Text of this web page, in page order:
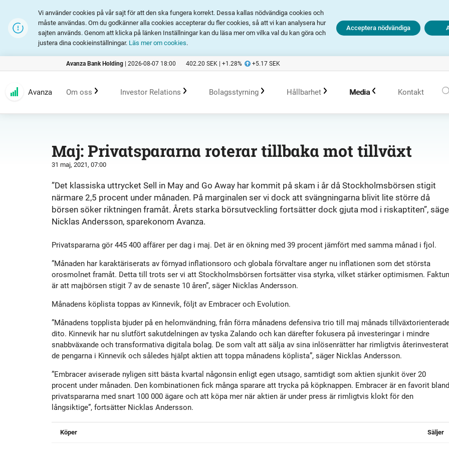
Vi använder cookies på vår sajt för att den ska fungera korrekt. Dessa kallas nödvändiga cookies och
måste användas. Om du godkänner alla cookies accepterar du fler cookies, så att vi kan analysera hur
sajten används. Genom att klicka på länken Inställningar kan du läsa mer om vilka val du kan göra och
justera dina cookieinställningar. Läs mer om cookies.
Acceptera nödvändiga
Avanza Bank Holding | 2026-08-07 18:00 402.20 SEK | +1.28% +5.17 SEK
Avanza Om oss
Erbjudande
Marknadsföring
Utmärkelser
Kultur
Organisation
Avanza Fonder
Avanza Pension
Investor Relations
Finansiell statistik
Primärkapitalinstrument
Förlagslån
Bolagsstyrning
Bolagsstämma
Koncernledning
Valberedning
Revisor
Incitamentsprogram
Policys
Hållbarhet
Hållbarhetsarbete vid portföljförvaltning
Media
Talespersoner
Sociala medier
Kontakt
Maj: Privatspararna roterar tillbaka mot tillväxt
31 maj, 2021, 07:00
”Det klassiska uttrycket Sell in May and Go Away har kommit på skam i år då Stockholmsbörsen stigit
närmare 2,5 procent under månaden. På marginalen ser vi dock att svängningarna blivit lite större då
börsen söker riktningen framåt. Årets starka börsutveckling fortsätter dock gjuta mod i riskaptiten”,
Nicklas Andersson, sparekonom Avanza.
Privatspararna gör 445 400 affärer per dag i maj. Det är en ökning med 39 procent jämfört med samma månad i fjol.
”Månaden har karaktäriserats av förnyad inflationsoro och globala förvaltare anger nu inflationen som det största
orosmolnet framåt. Detta till trots ser vi att Stockholmsbörsen fortsätter visa styrka, vilket stärker optimismen.
är att majbörsen stigit 7 av de senaste 10 åren”, säger Nicklas Andersson.
Månadens köplista toppas av Kinnevik, följt av Embracer och Evolution.
”Månadens topplista bjuder på en helomvändning, från förra månadens defensiva trio till maj månads
dito. Kinnevik har nu slutfört sakutdelningen av tyska Zalando och kan därefter fokusera på investeringar i mindre
snabbväxande och transformativa digitala bolag. De som valt att sälja av sina inlösenrätter har rimligtvis återinvesterat
de pengarna i Kinnevik och således hjälpt aktien att toppa månadens köplista”, säger Nicklas Andersson.
”Embracer aviserade nyligen sitt bästa kvartal någonsin enligt egen utsago, samtidigt som aktien sjunkit över 20
procent under månaden. Den kombinationen fick många sparare att trycka på köpknappen. Embracer är en favorit bland
privatspararna med snart 100 000 ägare och att köpa mer när aktien är under press är rimligtvis klokt för den
långsiktige”, fortsätter Nicklas Andersson.
Köper Säljer